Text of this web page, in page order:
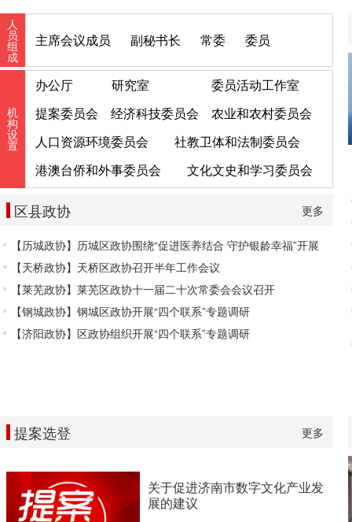
人
员
组
成
主席会议成员 副秘书长 常委 委员
机
构
设
置
办公厅 研究室
委员活动工作室
提案委员会
经济科技委员会
农业和农村委员会
人口资源环境委员会
社教卫体和法制委员会
港澳台侨和外事委员会
文化文史和学习委员会
区县政协 更多
【历城政协】历城区政协围绕“促进医养结合 守护银龄幸福”开展
【天桥政协】天桥区政协召开半年工作会议
【莱芜政协】莱芜区政协十一届二十次常委会会议召开
【钢城政协】钢城区政协开展“四个联系”专题调研
【济阳政协】区政协组织开展“四个联系”专题调研
提案选登 更多
关于促进济南市数字文化产业发
展的建议